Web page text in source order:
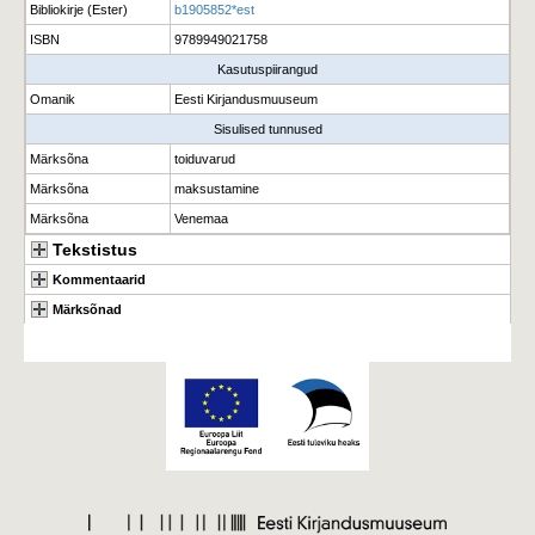
Bibliokirje (Ester) b1905852*est
ISBN 9789949021758
Kasutuspiirangud
Omanik Eesti Kirjandusmuuseum
Sisulised tunnused
Märksõna toiduvarud
Märksõna maksustamine
Märksõna Venemaa
Tekstistus
Kommentaarid
Märksõnad